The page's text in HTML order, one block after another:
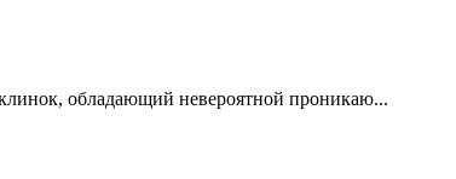
обладающий невероятной проникаю...